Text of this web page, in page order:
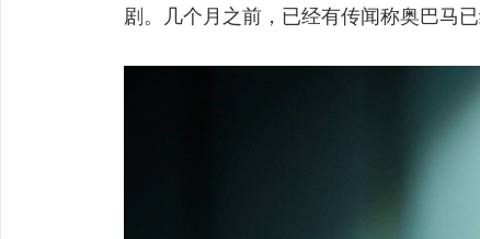
剧。几个月之前，已经有传闻称奥巴马